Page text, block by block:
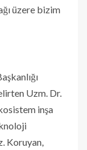
üzere bizim
Uzm. Dr.
inşa
Koruyan,